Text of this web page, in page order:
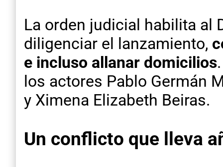
La orden judicial habilita al
diligenciar el lanzamiento,
e incluso allanar domicilios
los actores Pablo Germán
y Ximena Elizabeth Beiras.
Un conflicto que lleva